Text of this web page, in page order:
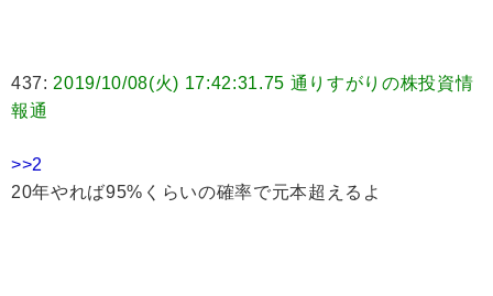
437: 2019/10/08(火) 17:42:31.75 通りすがりの株投資情
報通
>>2
20年やれば95%くらいの確率で元本超えるよ